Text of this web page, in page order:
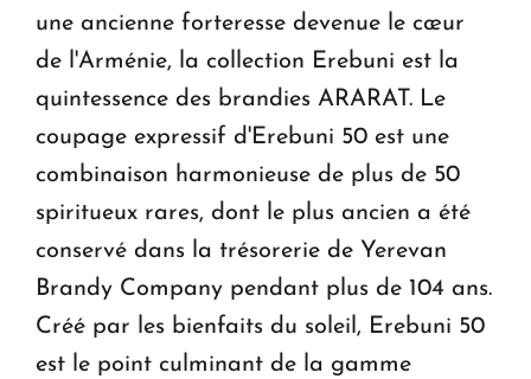
une ancienne forteresse devenue le cœur
de l'Arménie, la collection Erebuni est la
quintessence des brandies ARARAT. Le
coupage expressif d'Erebuni 50 est une
combinaison harmonieuse de plus de 50
spiritueux rares, dont le plus ancien a été
conservé dans la trésorerie de Yerevan
Brandy Company pendant plus de 104 ans.
Créé par les bienfaits du soleil, Erebuni 50
est le point culminant de la gamme